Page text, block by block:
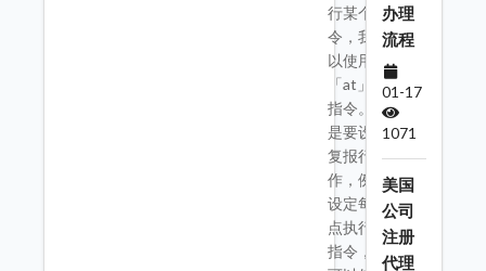
行某个指
令，我们可
以使用
「at」这个
指令。如果
是要设定重
复报行的工
作，例如，
设定每天 12
点执行某个
指令，我们
办理
流程
01-17
1071
美国
公司
注册
代理